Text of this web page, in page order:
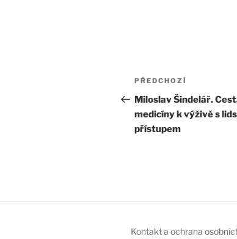
Navigace
pro
příspěvek
Předchozí
příspěvek
PŘEDCHOZÍ
Miloslav Šindelář.
medicíny k výživě s
přístupem
Kontakt a ochrana